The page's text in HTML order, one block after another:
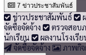
7 ข่าวประชาสัมพันธ์
ข่าวประชาสัมพันธ์
จัดซื้อจัดจ้าง
ตรวจสอบ
นักเรียน
ผลงานโรงเรี
จัดซื้อจัดจ้าง
ภาพกิ